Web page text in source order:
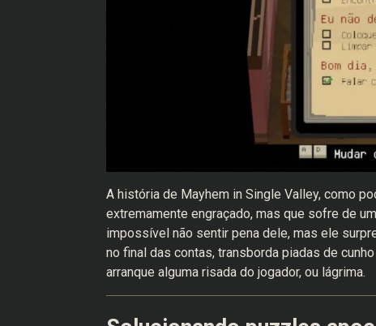
A história de Mayhem in Single Valley, como
extremamente engraçado, mas que sofre de
impossível não sentir pena dele, mas ele
no final das contas, transborda piadas de
arranque alguma risada do jogador, ou lágrima.